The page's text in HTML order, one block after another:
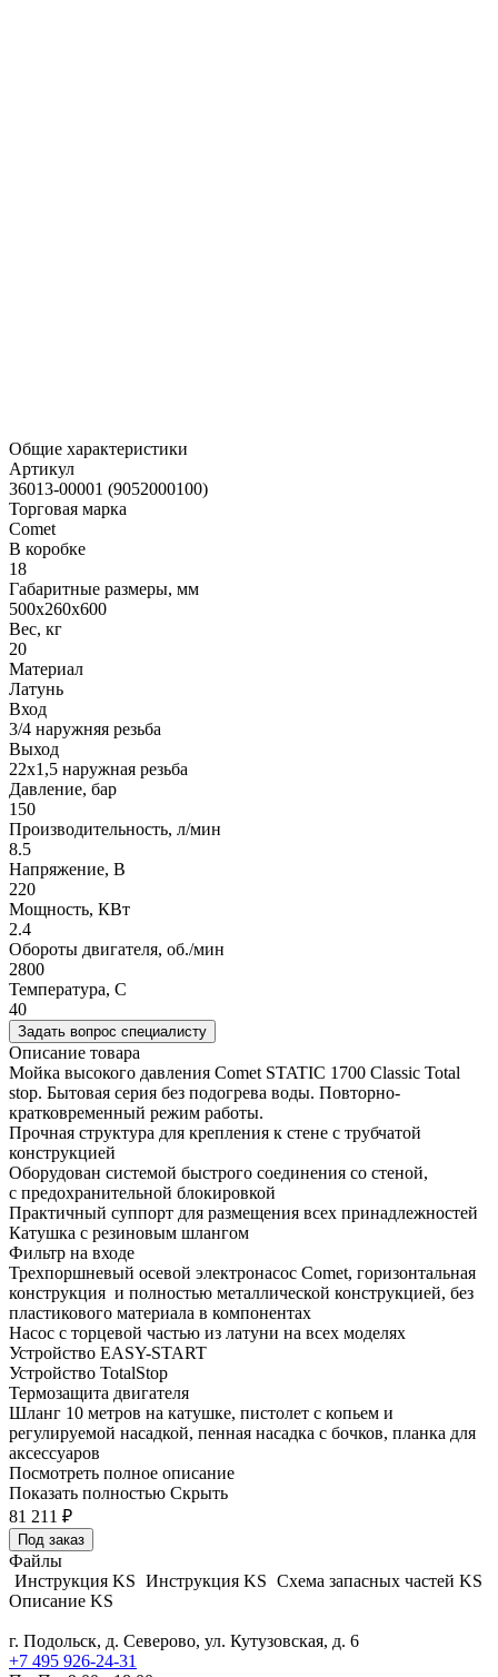
Общие характеристики
Артикул
36013-00001 (9052000100)
Торговая марка
Comet
В коробке
18
Габаритные размеры, мм
500х260х600
Вес, кг
20
Материал
Латунь
Вход
3/4 наружняя резьба
Выход
22х1,5 наружная резьба
Давление, бар
150
Производительность, л/мин
8.5
Напряжение, В
220
Мощность, КВт
2.4
Обороты двигателя, об./мин
2800
Температура, C
40
Задать вопрос специалисту
Описание товара
Мойка высокого давления Comet STATIC 1700 Classic Total
stop. Бытовая серия без подогрева воды. Повторно-
кратковременный режим работы.
Прочная структура для крепления к стене с трубчатой
конструкцией
Оборудован системой быстрого соединения со стеной,
с предохранительной блокировкой
Практичный суппорт для размещения всех принадлежностей
Катушка с резиновым шлангом
Фильтр на входе
Трехпоршневый осевой электронасос Comet, горизонтальная
конструкция и полностью металлической конструкцией, без
пластикового материала в компонентах
Насос с торцевой частью из латуни на всех моделях
Устройство EASY-START
Устройство TotalStop
Термозащита двигателя
Шланг 10 метров на катушке, пистолет с копьем и
регулируемой насадкой, пенная насадка с бочков, планка для
аксессуаров
Посмотреть полное описание
Показать полностью Скрыть
81 211 ₽
Под заказ
Файлы
Инструкция KS Инструкция KS Схема запасных частей KS
Описание KS
г. Подольск, д. Северово, ул. Кутузовская, д. 6
+7 495 926-24-31